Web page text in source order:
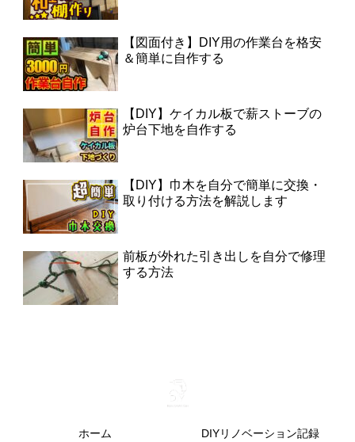
【図面付き】DIY用の作業台を格安
＆簡単に自作する
【DIY】ケイカル板で薪ストーブの
炉台下地を自作する
【DIY】巾木を自分で簡単に交換・
取り付ける方法を解説します
前板が外れた引き出しを自分で修理
する方法
ホーム DIYリノベーション記録